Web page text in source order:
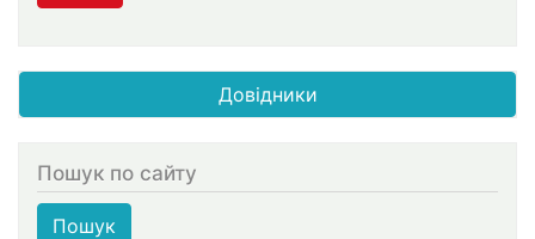
Довідники
Пошук по сайту
Пошук